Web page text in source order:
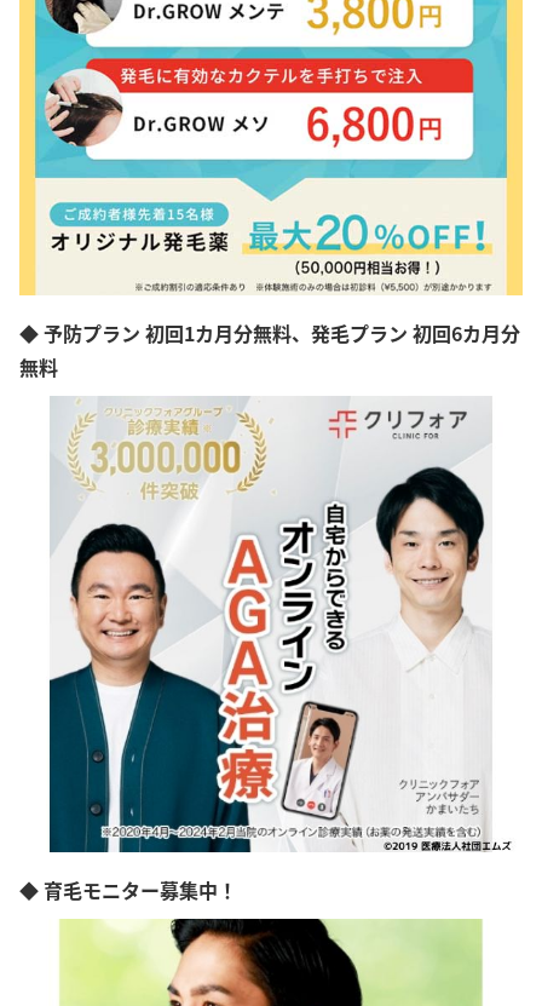
◆ 予防プラン 初回1カ月分無料、発毛プラン 初回6カ月分
無料
◆ 育毛モニター募集中！